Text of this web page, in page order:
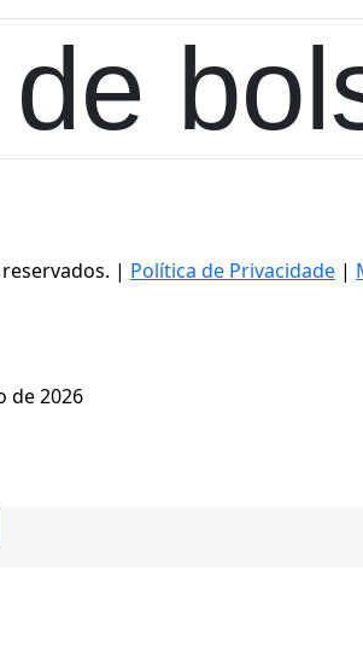
| Política de Privacidade |
de 2026